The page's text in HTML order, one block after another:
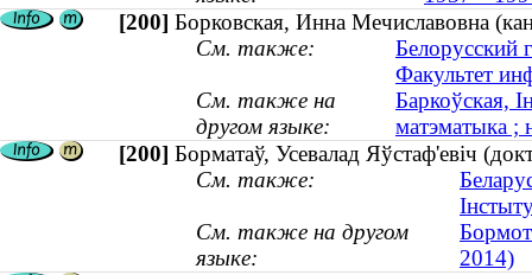
[200] Борковская, Инна Мечиславовна
См. также:
Белорусский
Факультет
См. также на
другом языке:
Баркоўская,
матэматыка ;
[200] Борматаў, Усевалад Яўстаф'евіч
См. также:
См. также на другом
языке:
2014)